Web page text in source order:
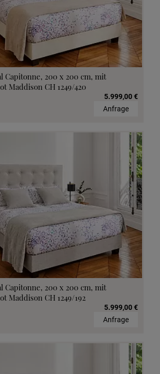
Capitonne, 200 x 200 cm, mit
Maddison CH 1249/420
5.999,00 €
Anfrage
Capitonne, 200 x 200 cm, mit
Maddison CH 1249/192
5.999,00 €
Anfrage